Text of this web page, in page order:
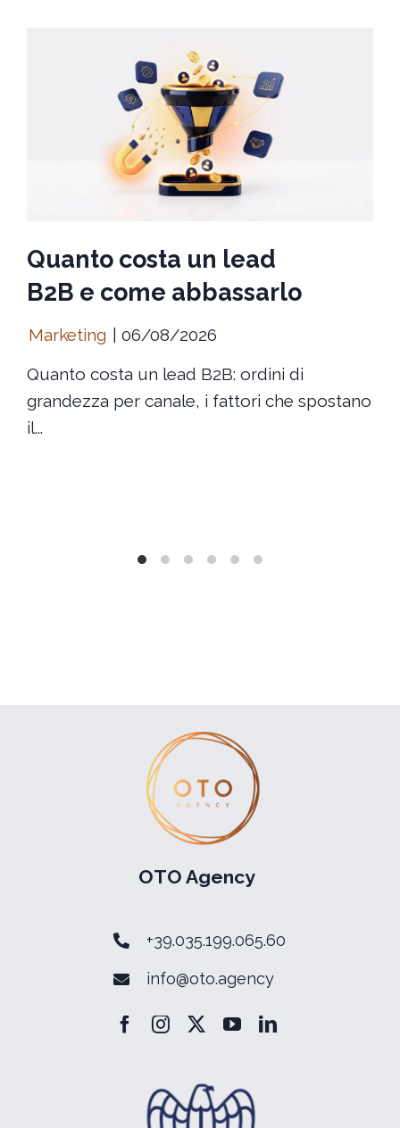
Quanto costa un lead
B2B e come abbassarlo
Marketing
06/08/2026
Quanto costa un lead B2B: ordini di
grandezza per canale, i fattori che spostano
il...
OTO Agency
+39.035.199.065.60
info@oto.agency